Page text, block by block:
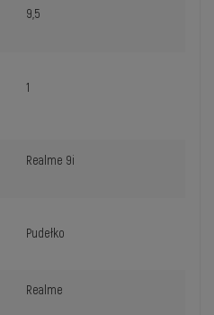
9,5
1
Realme 9i
Pudełko
Realme